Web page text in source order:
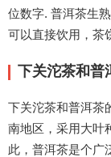
位数字. 普洱茶生
可以直接饮用，茶
下关沱茶和普
下关沱茶和普洱茶
南地区，采用大叶
此，普洱茶是个广